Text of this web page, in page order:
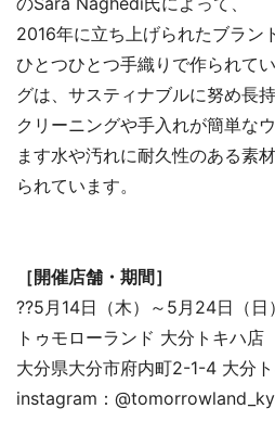
2016年に立ち上げられたブランド
ひとつひとつ手織りで作られて
グは、サスティナブルに努め長持
クリーニングや手入れが簡単な
ます水や汚れに耐久性のある素
られています。
［開催店舗・期間］
??5月14日（木）～5月24日（日）
トゥモローランド 大分トキハ店
大分県大分市府内町2-1-4 大分
instagram：